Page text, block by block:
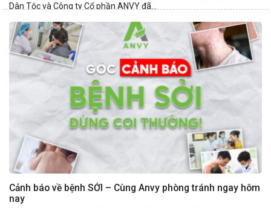
Dân Tộc và Công ty Cổ phần ANVY đã...
Cảnh báo về bệnh SỞI – Cùng Anvy phòng tránh ngay hôm
nay